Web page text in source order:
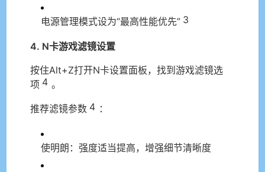
电源管理模式设为“最高性能优先” 3
4. N卡游戏滤镜设置
按住Alt+Z打开N卡设置面板，找到游戏滤镜选
项 4 。
推荐滤镜参数 4 ：
使明朗：强度适当提高，增强细节清晰度